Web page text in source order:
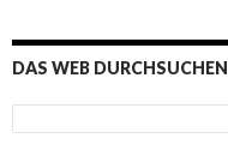
DAS WEB DURCHSUCHEN